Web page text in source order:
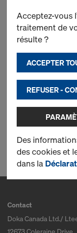
1 produits trouvés
Contact
Doka Canada Ltd./
Acceptez-vous
traitement de
résulte ?
ACCEPTER
REFUSER -
Des
des cookies et
dans la